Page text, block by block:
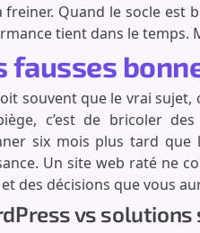
freiner. Quand le socle est
tient dans le temps.
fausses
souvent que le vrai sujet,
c’est de bricoler
six mois plus tard
Un site web raté ne
des décisions que vous
vs solutions